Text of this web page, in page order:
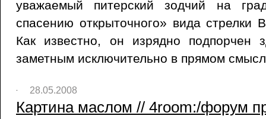
уважаемый питерский зодчий на
спасению открыточного» вида стрелки
Как известно, он изрядно подпорчен
заметным исключительно в прямом
28.05.2008
Картина маслом // 4room:/форум